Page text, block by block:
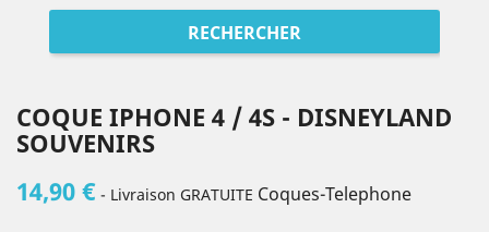
COQUE IPHONE 4 / 4S - DISNEYLAND
SOUVENIRS
14,90 € - Livraison GRATUITE Coques-Telephone